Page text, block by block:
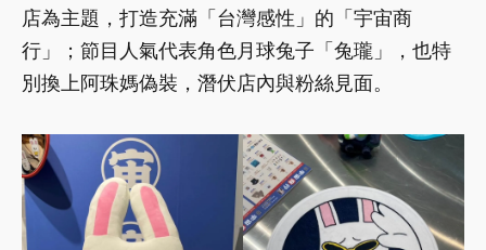
店為主題，打造充滿「台灣感性」的「宇宙商
行」；節目人氣代表角色月球兔子「兔瓏」，也特
別換上阿珠媽偽裝，潛伏店內與粉絲見面。